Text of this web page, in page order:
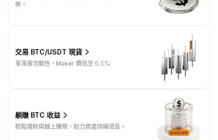
幣。
交易 BTC/USDT 現貨
享深度流動性，Maker 費低至 0.1%
躺賺 BTC 收益
輕鬆理財與鏈上賺幣，助力資產持續增長。